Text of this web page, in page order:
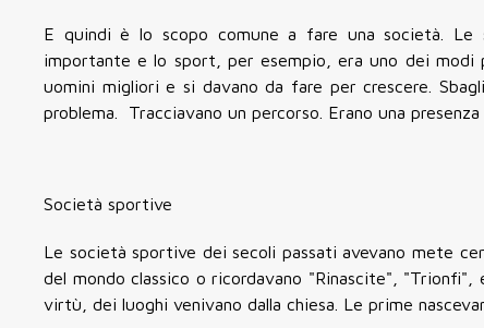
E quindi è lo scopo comune a fare una società.
importante e lo sport, per esempio, era uno dei modi
uomini migliori e si davano da fare per crescere.
problema. Tracciavano un percorso. Erano una
Società sportive
Le società sportive dei secoli passati avevano mete
del mondo classico o ricordavano "Rinascite",
virtù, dei luoghi venivano dalla chiesa. Le prime